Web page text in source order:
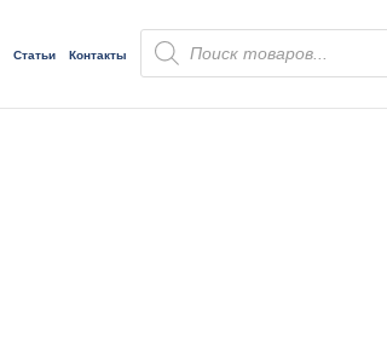
Статьи Контакты
Поиск
товаров